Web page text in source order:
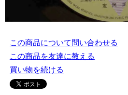
この商品について問い合わせる
この商品を友達に教える
買い物を続ける